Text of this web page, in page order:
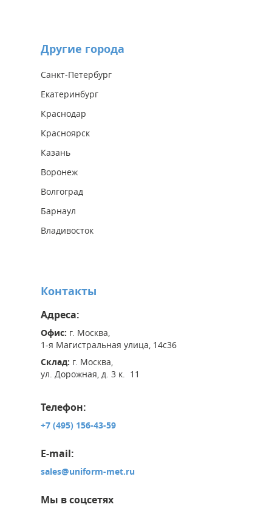
Другие города
Санкт-Петербург
Екатеринбург
Краснодар
Красноярск
Казань
Воронеж
Волгоград
Барнаул
Владивосток
Контакты
Адреса:
Офис: г. Москва,
1-я Магистральная улица, 14с36
Склад: г. Москва,
ул. Дорожная, д. 3 к. 11
Телефон:
+7 (495) 156-43-59
E-mail:
sales@uniform-met.ru
Мы в соцсетях